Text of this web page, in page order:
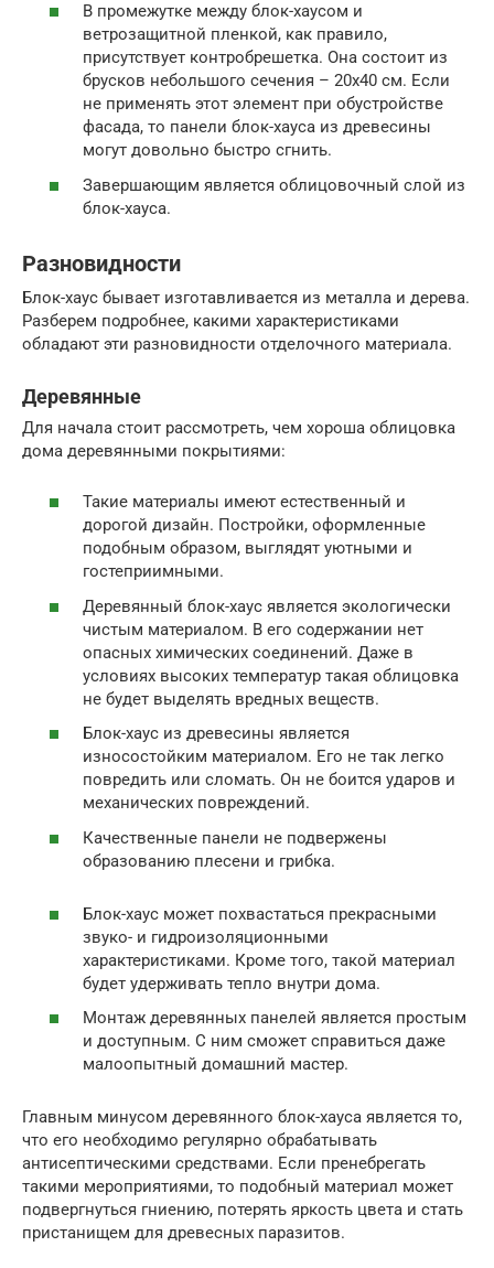
В промежутке между блок-хаусом и
ветрозащитной пленкой, как правило,
присутствует контробрешетка. Она состоит из
брусков небольшого сечения – 20х40 см. Если
не применять этот элемент при обустройстве
фасада, то панели блок-хауса из древесины
могут довольно быстро сгнить.
Завершающим является облицовочный слой из
блок-хауса.
Разновидности
Блок-хаус бывает изготавливается из металла и дерева.
Разберем подробнее, какими характеристиками
обладают эти разновидности отделочного материала.
Деревянные
Для начала стоит рассмотреть, чем хороша облицовка
дома деревянными покрытиями:
Такие материалы имеют естественный и
дорогой дизайн. Постройки, оформленные
подобным образом, выглядят уютными и
гостеприимными.
Деревянный блок-хаус является экологически
чистым материалом. В его содержании нет
опасных химических соединений. Даже в
условиях высоких температур такая облицовка
не будет выделять вредных веществ.
Блок-хаус из древесины является
износостойким материалом. Его не так легко
повредить или сломать. Он не боится ударов и
механических повреждений.
Качественные панели не подвержены
образованию плесени и грибка.
Блок-хаус может похвастаться прекрасными
звуко- и гидроизоляционными
характеристиками. Кроме того, такой материал
будет удерживать тепло внутри дома.
Монтаж деревянных панелей является простым
и доступным. С ним сможет справиться даже
малоопытный домашний мастер.
Главным минусом деревянного блок-хауса является то,
что его необходимо регулярно обрабатывать
антисептическими средствами. Если пренебрегать
такими мероприятиями, то подобный материал может
подвергнуться гниению, потерять яркость цвета и стать
пристанищем для древесных паразитов.